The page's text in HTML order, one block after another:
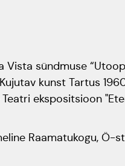
Vista sündmuse
kunst Tartus
ekspositsioon
Raamatukogu, Ö-